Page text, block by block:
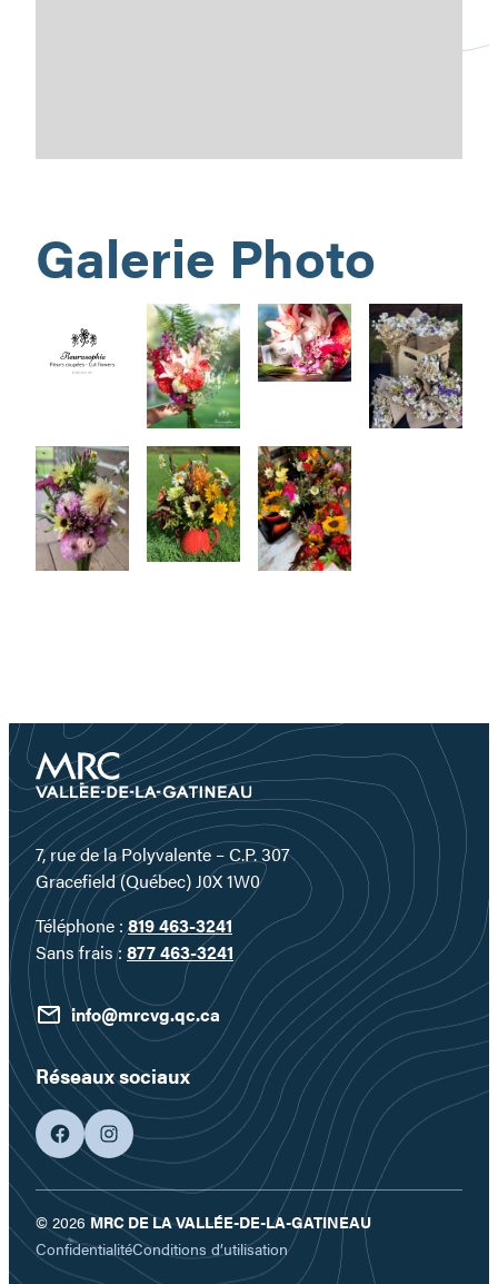
Galerie Photo
7, rue de la Polyvalente – C.P. 307
Gracefield (Québec) J0X 1W0
Téléphone :819 463-3241
Sans frais : 877 463-3241
info@mrcvg.qc.ca
Réseaux sociaux
facebookgoogleplus
© 2026 MRC DE LA VALLÉE-DE-LA-GATINEAU
ConfidentialitéConditions d’utilisation